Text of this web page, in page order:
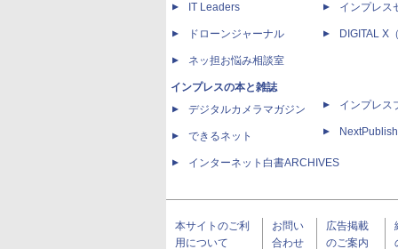
IT Leaders
ドローンジャーナル
ネッ担お悩み相談室
インプレスの本と雑誌
デジタルカメラマガジン
できるネット
インターネット白書ARCHIVES
インプレス
DIGITAL X
インプレス
本サイトのご利
用について
お問い
合わせ
広告掲載
のご案内